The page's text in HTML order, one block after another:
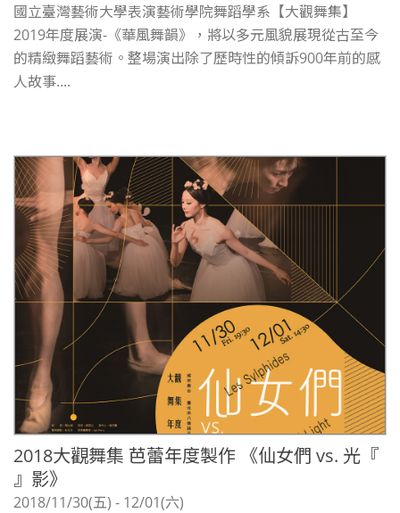
國立臺灣藝術大學表演藝術學院舞蹈學系【大觀舞集】
2019年度展演-《華風舞韻》，將以多元風貌展現從古至今
的精緻舞蹈藝術。整場演出除了歷時性的傾訴900年前的感
人故事....
2018大觀舞集 芭蕾年度製作 《仙女們 vs. 光『
』影》
2018/11/30(五) - 12/01(六)